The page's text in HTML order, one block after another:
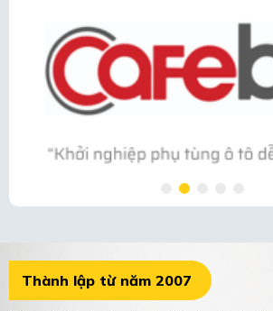
Thành lập từ năm 2007